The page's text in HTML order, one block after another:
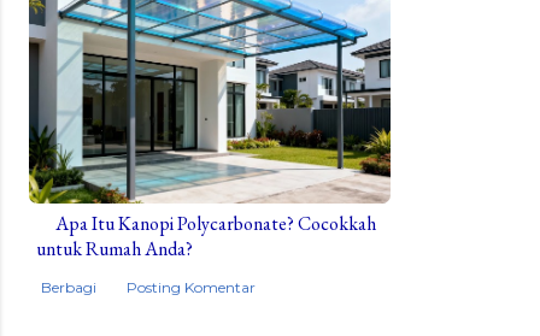
Apa Itu Kanopi Polycarbonate? Cocokkah
untuk Rumah Anda?
Berbagi Posting Komentar